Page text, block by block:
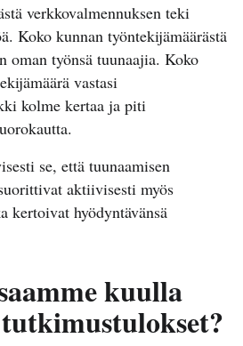
verkkovalmennuksen teki
Koko kunnan työntekijämäärästä
oman työnsä tuunaajia. Koko
vastasi
kolme kertaa ja piti
se, että tuunaamisen
aktiivisesti myös
kertoivat hyödyntävänsä
kuulla